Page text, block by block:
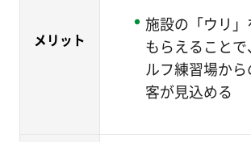
メリット
施設の「ウリ」
もらえること
ルフ練習場か
客が見込める